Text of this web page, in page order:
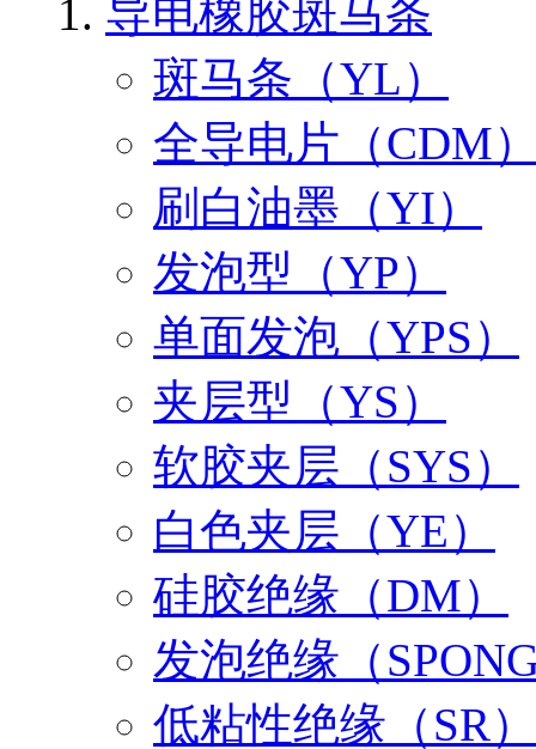
导电橡胶斑马条
斑马条（YL）
全导电片（CDM
刷白油墨（YI）
发泡型（YP）
单面发泡（YPS）
夹层型（YS）
软胶夹层（SYS）
白色夹层（YE）
硅胶绝缘（DM）
发泡绝缘（
低粘性绝缘（SR）